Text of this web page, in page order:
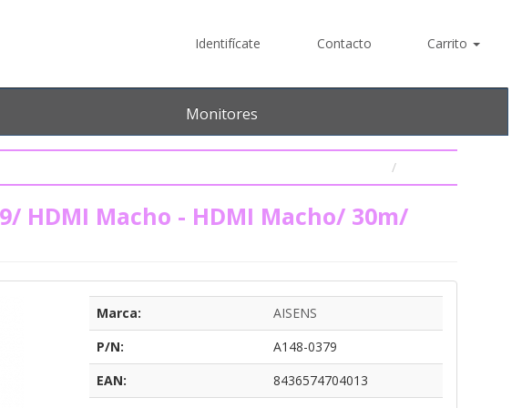
Identifícate Contacto Carrito
Monitores
HDMI Macho - HDMI Macho/ 30m/
Marca:
AISENS
P/N:
A148-0379
EAN:
8436574704013